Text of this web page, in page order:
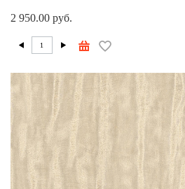
2 950.00 руб.